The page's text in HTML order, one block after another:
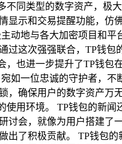
同类型的数字资产，极
显示和交易提醒功能，仿
动地与各大加密项目和平
过这次强强联合，TP钱包
也进一步提升了TP钱包
如一位忠诚的守护者，不
，确保用户的数字资产万
用环境。 TP钱包的新闻
讨会，就像为用户搭建了
出了积极贡献。 TP钱包